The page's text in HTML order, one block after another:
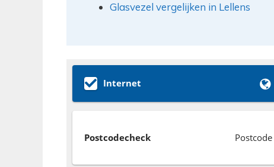
Glasvezel vergelijken in Lellens
Internet
Postcodecheck Postcode